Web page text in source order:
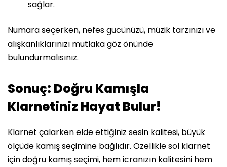
sağlar.
Numara seçerken, nefes gücünüzü, müzik tarzınızı ve
alışkanlıklarınızı mutlaka göz önünde
bulundurmalısınız.
Sonuç: Doğru Kamışla
Klarnetiniz Hayat Bulur!
Klarnet çalarken elde ettiğiniz sesin kalitesi, büyük
ölçüde kamış seçimine bağlıdır. Özellikle sol klarnet
için doğru kamış seçimi, hem icranızın kalitesini hem